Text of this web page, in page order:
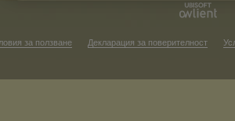
за ползване Декларация за поверителност